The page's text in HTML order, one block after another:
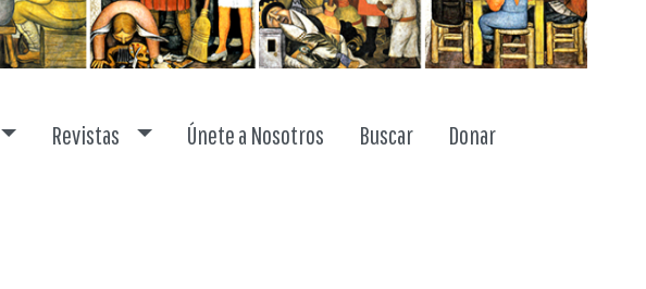
Toggle dropdown
Revistas Toggle dropdown
Únete a Nosotros Buscar Donar